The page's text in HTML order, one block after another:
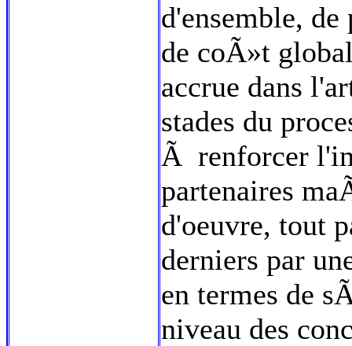
d'ensemble,
de coÃ»t
accrue dans
stades du
Ã renforcer
partenaires
d'oeuvre, tout
derniers par
en termes de
niveau des